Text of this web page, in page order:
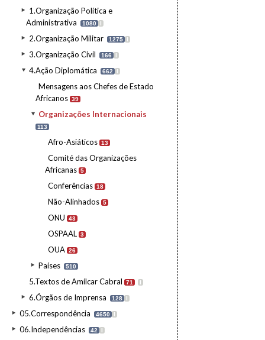
1.Organização Política e
Administrativa
1080 I
2.Organização Militar 1275 I
3.Organização Civil 166 I
4.Ação Diplomática 662 I
Mensagens aos Chefes de Estado
Africanos 39
Organizações Internacionais
113
Afro-Asiáticos 13
Comité das Organizações
Africanas 5
Conferências 18
Não-Alinhados 5
ONU 43
OSPAAL 3
OUA 26
Países 510
5.Textos de Amílcar Cabral 71 I
6.Órgãos de Imprensa 128 I
05.Correspondência 4650 I
06.Independências 42 I